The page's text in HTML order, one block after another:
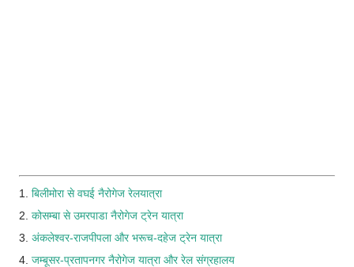
1. बिलीमोरा से वघई नैरोगेज रेलयात्रा
2. कोसम्बा से उमरपाडा नैरोगेज ट्रेन यात्रा
3. अंकलेश्वर-राजपीपला और भरूच-दहेज ट्रेन यात्रा
4. जम्बूसर-प्रतापनगर नैरोगेज यात्रा और रेल संग्रहालय